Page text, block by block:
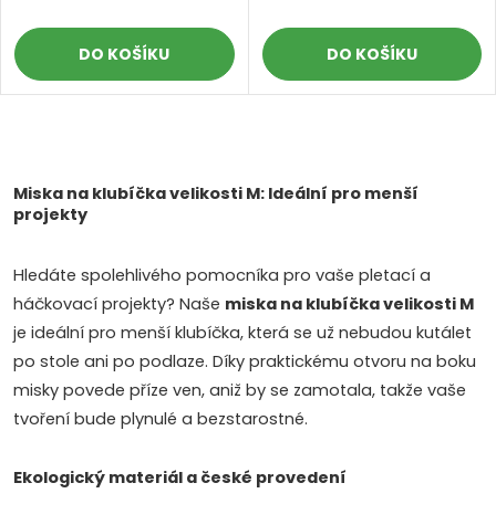
DO KOŠÍKU DO KOŠÍKU
v
á
d
a
c
í
Miska na klubíčka velikosti M: Ideální pro menší
projekty
Hledáte spolehlivého pomocníka pro vaše pletací a
háčkovací projekty? Naše miska na klubíčka velikosti M
je ideální pro menší klubíčka, která se už nebudou kutálet
po stole ani po podlaze. Díky praktickému otvoru na boku
misky povede příze ven, aniž by se zamotala, takže vaše
tvoření bude plynulé a bezstarostné.
Ekologický materiál a české provedení